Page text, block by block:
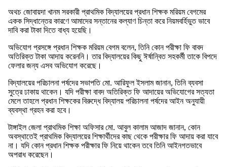
অথচ জোবায়দা খানম সরকারী প্রাথমিক বিদ্যালয়ের প্রধান শিক্ষক মরিয়ম বেগমের
একক সিদ্ধান্তের কারণে আমাদের সন্তানের কল্যাণ চিন্তা করে নিয়মবর্হিভুত ভাবে
দাবি করা টাকা দিতে বাধ্য হয়েছি।
অভিযোগ প্রসঙ্গে প্রধান শিক্ষক মরিয়ম বেগম বলেন, তিনি কোন পরীক্ষা ফি বাবদ
অতিরিক্ত টাকা আদায় করেননি। তার বিদ্যালয়ের কিছু ঈর্ষান্বিত সহকর্মী তাকে বিপদে
ফেলার জন্য এসব অভিযোগ করেছে।
বিদ্যালয়ের পরিচালনা পর্ষদের সভাপতি মো. আরিফুল ইসলাম জানান, তিনি ব্যবসা
সুত্রে ঢাকায় থাকেন। যদি পরীক্ষা বাবদ অতিরিক্ত ফি আদায়ের অভিযোগের সত্যতা
মেলে তাহলে প্রধান শিক্ষকের বিরুদ্ধে বিদ্যালয় পরিচালনা পর্ষদের আইন অনুযায়ী
ব্যবস্থা গ্রহন করা হবে।
টাঙ্গাইল জেলা প্রাথমিক শিক্ষা অফিসার মো. আবুল কালাম আজাদ জানান, কোন
অবস্থাতেই প্রাথমিক বিদ্যালয়ের শিক্ষার্থীদের কাছ থেকে পরীক্ষার ফি আদায় করা যাবে
না। যদি কোন প্রধান শিক্ষক পরীক্ষার ফি নিয়ে থাকেন তবে তিনি আইনগতভাবে
অপরাধ করেছেন।